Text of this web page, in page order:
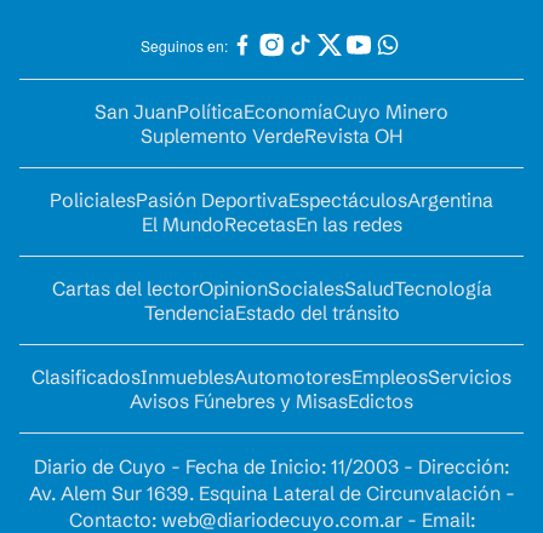
Seguinos en:
San JuanPolíticaEconomíaCuyo Minero
Suplemento VerdeRevista OH
PolicialesPasión DeportivaEspectáculosArgentina
El MundoRecetasEn las redes
Cartas del lectorOpinionSocialesSaludTecnología
TendenciaEstado del tránsito
ClasificadosInmueblesAutomotoresEmpleosServicios
Avisos Fúnebres y MisasEdictos
Diario de Cuyo - Fecha de Inicio: 11/2003 - Dirección:
Av. Alem Sur 1639. Esquina Lateral de Circunvalación -
Contacto: web@diariodecuyo.com.ar- Email: